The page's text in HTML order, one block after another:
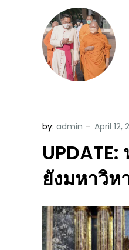
by: admin
ยังมหาวิห